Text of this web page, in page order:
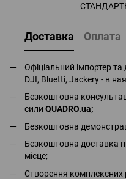
Доставка Оплата
Офіціальний імпортер
DJI, Bluetti, Jackery - в
Безкоштовна
сили QUADRO.ua;
Безкоштовна
Безкоштовна доставка
місце;
Створення комплексних